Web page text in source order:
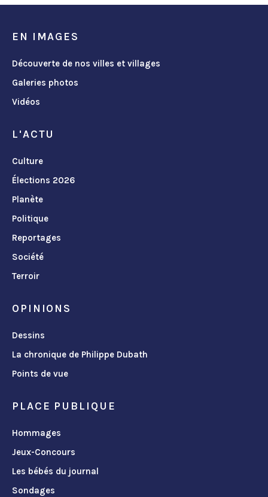
EN IMAGES
Découverte de nos villes et villages
Galeries photos
Vidéos
L'ACTU
Culture
Élections 2026
Planète
Politique
Reportages
Société
Terroir
OPINIONS
Dessins
La chronique de Philippe Dubath
Points de vue
PLACE PUBLIQUE
Hommages
Jeux-Concours
Les bébés du journal
Sondages